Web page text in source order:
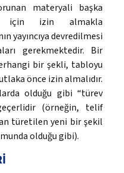
materyali başka
için izin almakla
yayıncıya devredilmesi
gerekmektedir. Bir
bir şekli, tabloyu
önce izin almalıdır.
olduğu gibi “türev
(örneğin, telif
türetilen yeni bir şekil
olduğu gibi).